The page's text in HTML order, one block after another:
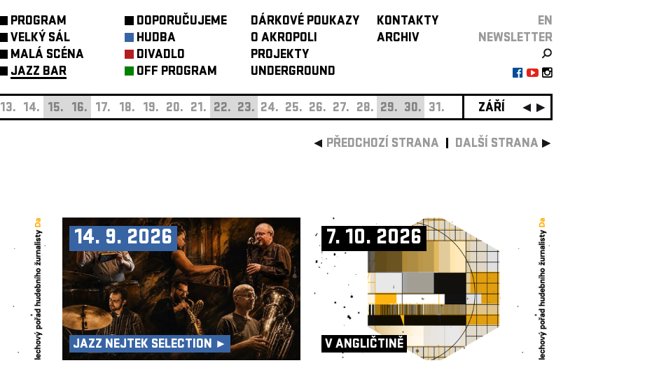
PROGRAM
VELKÝ SÁL
MALÁ SCÉNA
JAZZ BAR
DOPORUČUJEME
HUDBA
DIVADLO
OFF PROGRAM
DÁRKOVÉ POUKAZY
O AKROPOLI
PROJEKTY
UNDERGROUND
KONTAKTY
ARCHIV
EN
NEWSLETTER
13. 14. 15. 16. 17. 18. 19. 20. 21. 22. 23. 24. 25. 26. 27. 28. 29. 30. 31. ZÁŘÍ 01.
PŘEDCHOZÍ STRANA DALŠÍ STRANA
14. 9. 2026
JAZZ NEJTEK SELECTION ►
7. 10. 2026
V ANGLIČTINĚ